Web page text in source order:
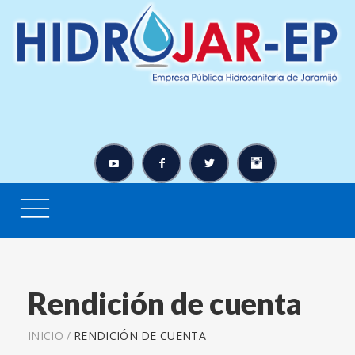
Rendición de cuenta
INICIO / RENDICIÓN DE CUENTA